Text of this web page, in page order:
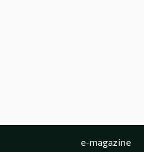
e-magazine